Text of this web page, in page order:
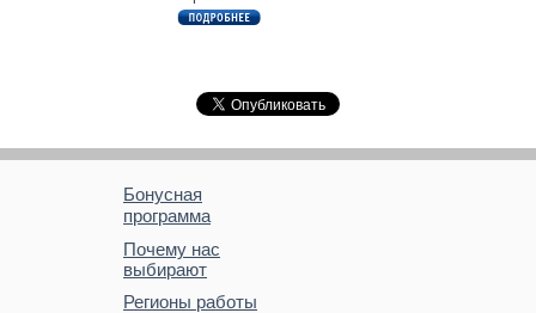
Бонусная
программа
Почему нас
выбирают
Регионы работы